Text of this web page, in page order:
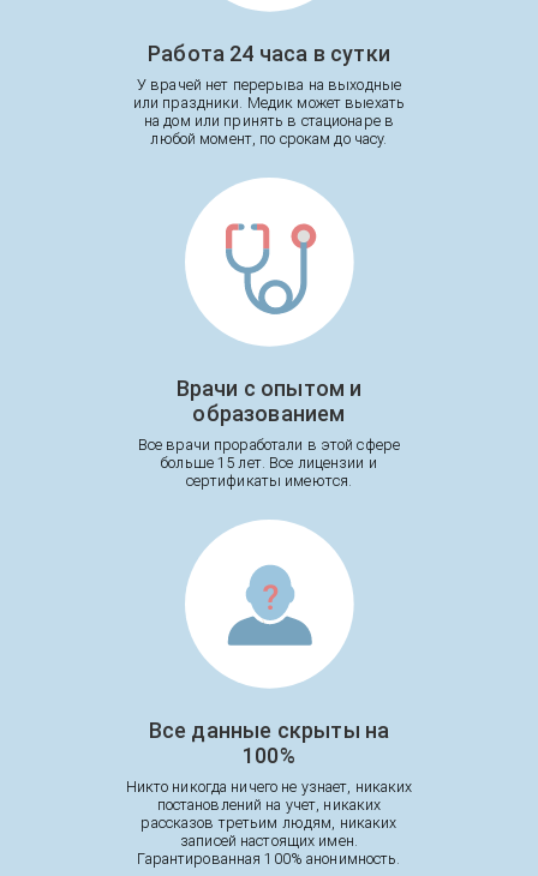
Работа 24 часа в сутки
У врачей нет перерыва на выходные
или праздники. Медик может выехать
на дом или принять в стационаре в
любой момент, по срокам до часу.
Врачи с опытом и
образованием
Все врачи проработали в этой сфере
больше 15 лет. Все лицензии и
сертификаты имеются.
Все данные скрыты на
100%
Никто никогда ничего не узнает, никаких
постановлений на учет, никаких
рассказов третьим людям, никаких
записей настоящих имен.
Гарантированная 100% анонимность.